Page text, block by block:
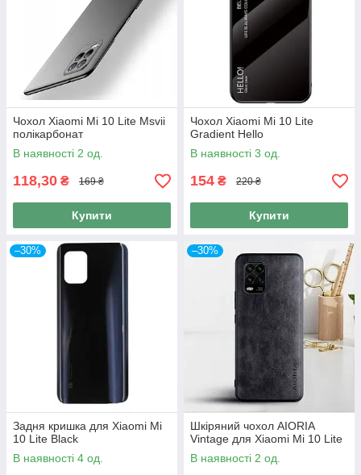
Чохол Xiaomi Mi 10 Lite Msvii
полікарбонат
В наявності 2 од.
118,30 ₴ 169 ₴
Купити
Чохол Xiaomi Mi 10 Lite
Gradient Hello
В наявності 3 од.
154 ₴ 220 ₴
Купити
–30%
Задня кришка для Xiaomi Mi
10 Lite Black
В наявності 4 од.
–30%
Шкіряний чохол AIORIA
Vintage для Xiaomi Mi 10 Lite
В наявності 2 од.